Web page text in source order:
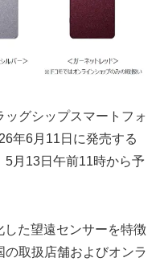
グシップスマートフォ
年6月11日に発売する
5月13日午前11時から予
た望遠センサーを特徴
取扱店舗およびオンラ